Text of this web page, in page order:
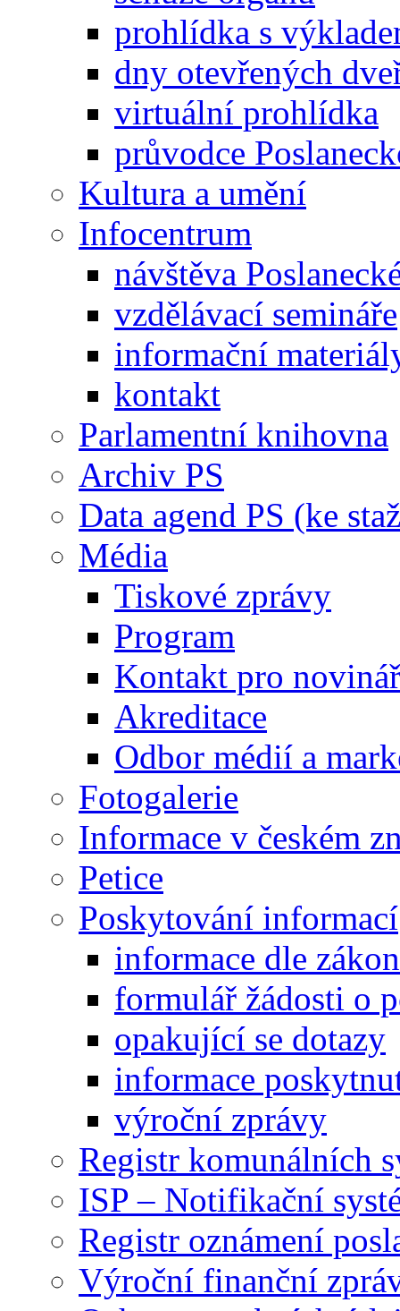
prohlídka s
dny otevřených
virtuální prohlídka
průvodce
Kultura a umění
Infocentrum
návštěva
vzdělávací semináře
informační
kontakt
Parlamentní knihovna
Archiv PS
Data agend PS (ke
Média
Tiskové zprávy
Program
Kontakt pro
Akreditace
Odbor médií a
Fotogalerie
Informace v českém
Petice
Poskytování informací
informace dle
formulář žádosti o
opakující se dotazy
informace
výroční zprávy
Registr komunálních
ISP – Notifikační
Registr oznámení
Výroční finanční